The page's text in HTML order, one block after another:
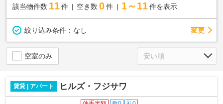
該当物件数 11件 空き数 0 件 1～11 件を表示
絞り込み条件： なし 変更
空室のみ
賃貸 | アパート ヒルズ・フジサワ